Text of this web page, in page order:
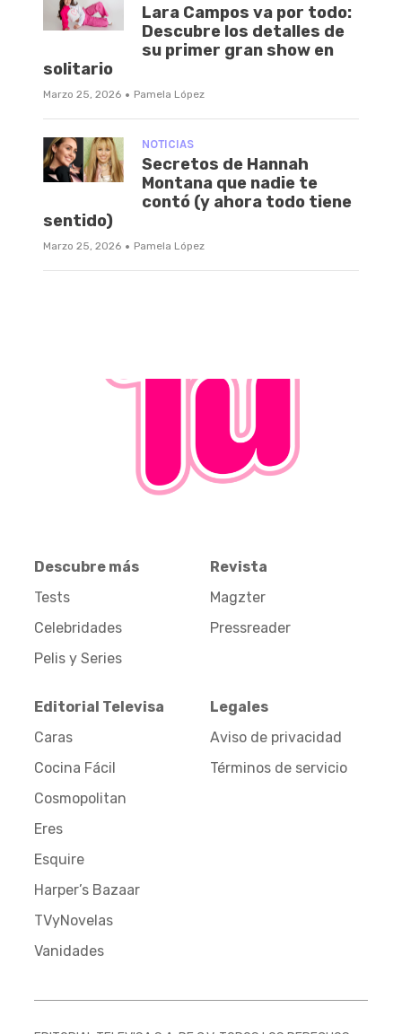
Lara Campos va por todo:
Descubre los detalles de
su primer gran show en
solitario
Marzo 25, 2026 · Pamela López
NOTICIAS
Secretos de Hannah
Montana que nadie te
contó (y ahora todo tiene
sentido)
Marzo 25, 2026 · Pamela López
Descubre más
Tests
Celebridades
Pelis y Series
Revista
Magzter
Pressreader
Editorial Televisa
Caras
Cocina Fácil
Cosmopolitan
Eres
Esquire
Harper’s Bazaar
TVyNovelas
Vanidades
Legales
Aviso de privacidad
Términos de servicio